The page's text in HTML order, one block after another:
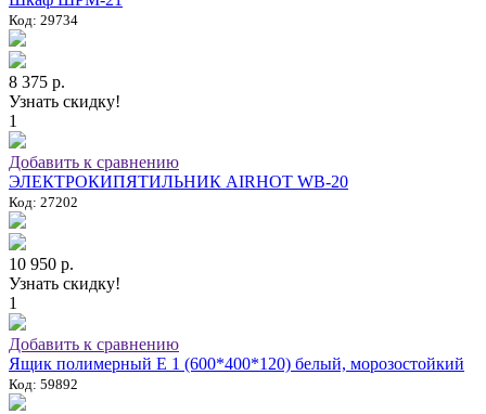
Код: 29734
8 375 р.
Узнать скидку!
1
Добавить к сравнению
ЭЛЕКТРОКИПЯТИЛЬНИК AIRHOT WB-20
Код: 27202
10 950 р.
Узнать скидку!
1
Добавить к сравнению
Ящик полимерный E 1 (600*400*120) белый, морозостойкий
Код: 59892